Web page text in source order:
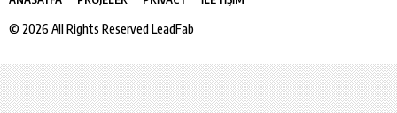
© 2026 All Rights Reserved LeadFab